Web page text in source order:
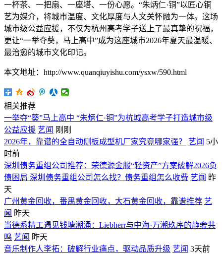
一杯茶、一把扇、一座塔、一份心愿。 “朱炳仁·铜”以匠心铜
艺为媒介，将城市温度、文化厚度与人文关怀融为一体。这场
城市级公益应援，不仅为杭州高考学子送上了最真挚的祝福，
更让“一举夺葵，马上高中”成为这座城市2026年夏天最温暖、
最治愈的城市文化印记。
本文地址：http://www.quanqiuyishu.com/ysxw/590.html
相关推荐
一举夺“葵”马上高中 “朱炳仁·铜”为杭城高考学子打造城市级
公益应援 艺闻 刚刚
2026年，靠谱的全自动侧板成型机厂家究竟哪家强？
艺闻 5小
时前
深圳债务重组公司推荐：荣德源金服“轻资产”方案破解2026负
债困局 深圳债务重组公司怎么找？债务重组怎么收费 艺闻 昨
天
广州黄金回收，番禺黄金回收，大石黄金回收，靠谱推荐 艺
闻 昨天
当德系精工遇见钱塘潮涌：Liebherr与中海·万潮玖序的静奢共
鸣 艺闻 昨天
音乐制作人李拓：破解行业痛点，驱动品质升级 艺闻 3天前